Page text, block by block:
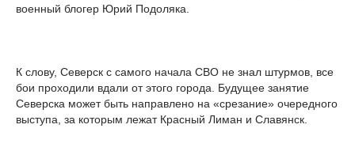
военный блогер Юрий Подоляка.
К слову, Северск с самого начала СВО не знал штурмов, все
бои проходили вдали от этого города. Будущее занятие
Северска может быть направлено на «срезание» очередного
выступа, за которым лежат Красный Лиман и Славянск.